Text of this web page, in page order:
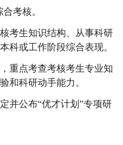
考核。
考生知识结构、从事科研
科或工作阶段综合表现。
重点考查考核考生专业知
和科研动手能力。
并公布“优才计划”专项研